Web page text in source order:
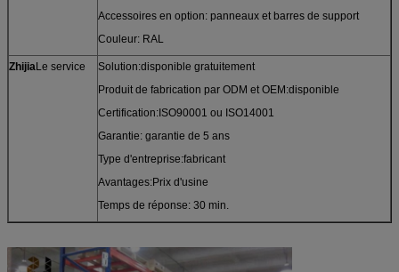
Accessoires en option: panneaux et barres de support
Couleur: RAL
ZhijiaLe service
Solution:disponible gratuitement
Produit de fabrication par ODM et OEM:disponible
Certification:ISO90001 ou ISO14001
Garantie: garantie de 5 ans
Type d'entreprise:fabricant
Avantages:Prix d'usine
Temps de réponse: 30 min.